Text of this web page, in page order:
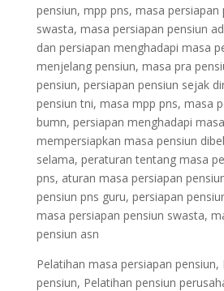
pensiun, mpp pns, masa persiapan
swasta, masa persiapan pensiun
dan persiapan menghadapi masa
menjelang pensiun, masa pra
pensiun, persiapan pensiun sejak
pensiun tni, masa mpp pns, masa
bumn, persiapan menghadapi
mempersiapkan masa pensiun
selama, peraturan tentang masa
pns, aturan masa persiapan
pensiun pns guru, persiapan
masa persiapan pensiun swasta,
pensiun asn
Pelatihan masa persiapan
pensiun, Pelatihan pensiun